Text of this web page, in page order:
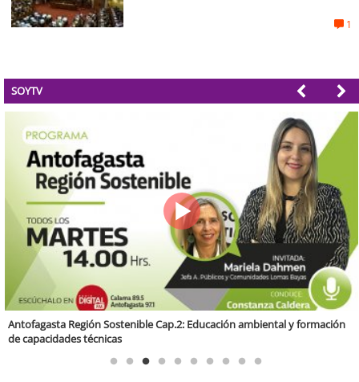
1
SOYTV
Valparaíso Región Sostenible Cap. 83: Calidad, ética y sostenibilidad